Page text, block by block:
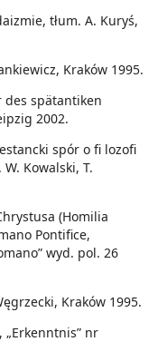
tłum. A. Kuryś,
Kraków 1995.
spätantiken
2002.
spór o fi lozofi
Kowalski, T.
(Homilia
Pontifice,
wyd. pol. 26
Kraków 1995.
nr